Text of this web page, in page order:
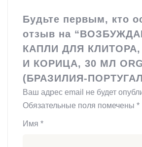
Будьте первым, кто
отзыв на
КАПЛИ ДЛЯ
И КОРИЦА, 30 МЛ
(БРАЗИЛИЯ-
Ваш адрес email не будет
Обязательные поля помечены *
Имя *